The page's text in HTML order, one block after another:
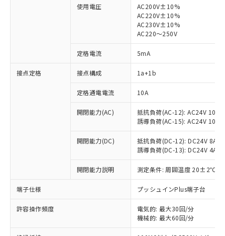
使用電圧
AC200V±10%
AC220V±10%
AC230V±10%
AC220～250V
定格電流 5mA
接点定格 接点構成 1a+1b
定格通電電流 10A
開閉能力(AC)
抵抗負荷(AC-12): AC24V 10A/
誘導負荷(AC-15): AC24V
開閉能力(DC)
抵抗負荷(DC-12): DC24V 8A/
誘導負荷(DC-13): DC24V 4A/
開閉能力説明 測定条件: 周囲温度 20±2℃、
端子仕様 プッシュインPlus端子台
許容操作頻度
電気的: 最大30回/分
機械的: 最大60回/分
以下の条件をお読みいただき、同意のうえ
本サービスは、当社制御機器事業取扱
商品の当社在庫状況および標準価格
当社制御機器事業取扱商品の中には、
※1 対応状況
対応済み：EU RoHS指令（10物質）の
非含有に対応した製品が提供可能な商品で
対応予定：EU RoHS指令（10物質）の非含
有に対応した製品に切り替える予定のある
対応予定なし：EU RoHS指令（10物質）の
非含有に非対応の商品で、対応品を出す予
定はありません。
調査・確認中：EU RoHS指令（10物質）の
非含有の対応状況を調査中または確認中の
非該当品：ライセンス料など無形物で、有
害物質有無と関係のない商品です。
仕入先様の事情により、非含有部品として
※1 中国RoHS○×表
「○」：最大均質材料含有率が中国RoHSの
基準値以下であることを示します。
「×」：最大均質材料含有率が中国RoHSの